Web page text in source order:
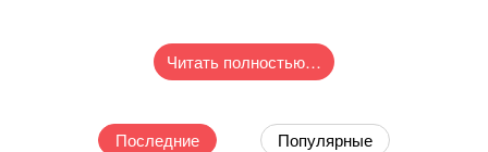
Читать полностью…
Последние Популярные